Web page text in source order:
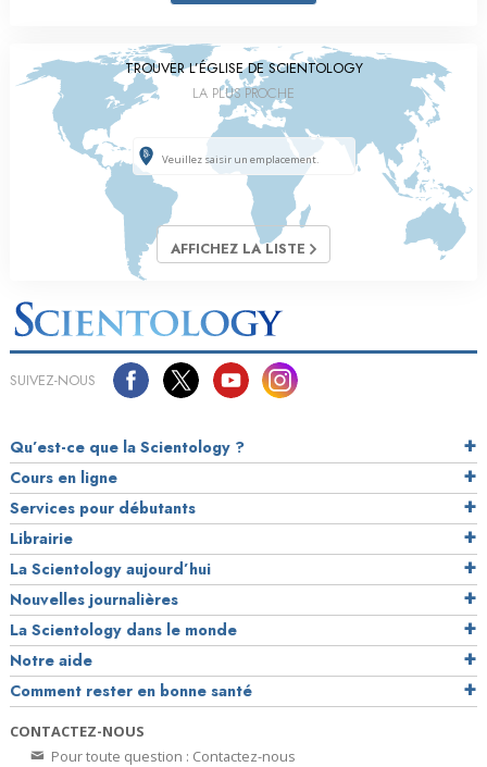
TROUVER L’ÉGLISE DE SCIENTOLOGY
LA PLUS PROCHE
AFFICHEZ LA LISTE
SUIVEZ-NOUS
Qu’est-ce que la Scientology ?
Cours en ligne
Services pour débutants
Librairie
La Scientology aujourd’hui
Nouvelles journalières
La Scientology dans le monde
Notre aide
Comment rester en bonne santé
CONTACTEZ-NOUS
Pour toute question : Contactez-nous